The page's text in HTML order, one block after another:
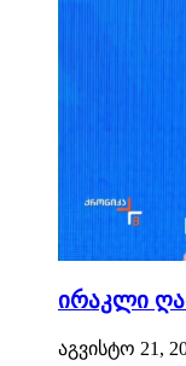
ირაკლი
აგვისტო 21,